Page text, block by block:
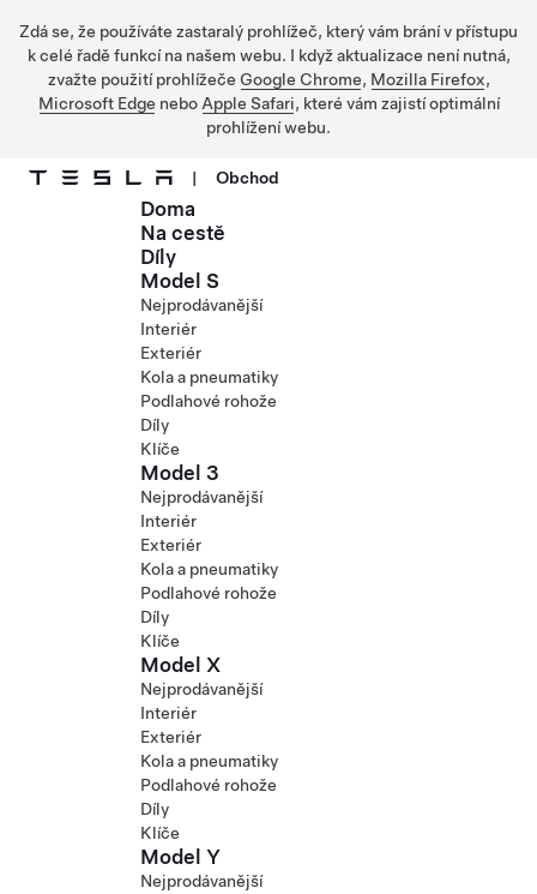
Zdá se, že používáte zastaralý prohlížeč, který vám brání v přístupu
k celé řadě funkcí na našem webu. I když aktualizace není nutná,
zvažte použití prohlížeče Google Chrome, Mozilla Firefox,
Microsoft Edge nebo Apple Safari, které vám zajistí optimální
prohlížení webu.
Přejít na hlavní obsah
| Obchod
Doma
Na cestě
Díly
Model S
Nejprodávanější
Interiér
Exteriér
Kola a pneumatiky
Podlahové rohože
Díly
Klíče
Model 3
Nejprodávanější
Interiér
Exteriér
Kola a pneumatiky
Podlahové rohože
Díly
Klíče
Model X
Nejprodávanější
Interiér
Exteriér
Kola a pneumatiky
Podlahové rohože
Díly
Klíče
Model Y
Nejprodávanější